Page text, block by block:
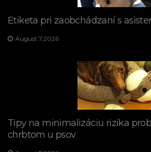
Etiketa pri zaobchádzaní s
August 7,2026
Tipy na minimalizáciu rizika
chrbtom u psov